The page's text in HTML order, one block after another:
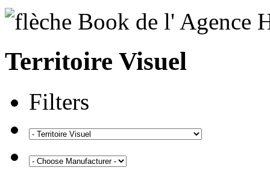
Territoire Visuel
Filters